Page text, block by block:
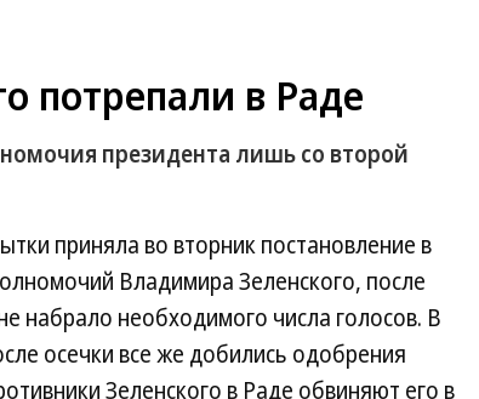
потрепали в Раде
президента лишь со второй
приняла во вторник постановление в
Владимира Зеленского, после
набрало необходимого числа голосов. В
осечки все же добились одобрения
Зеленского в Раде обвиняют его в